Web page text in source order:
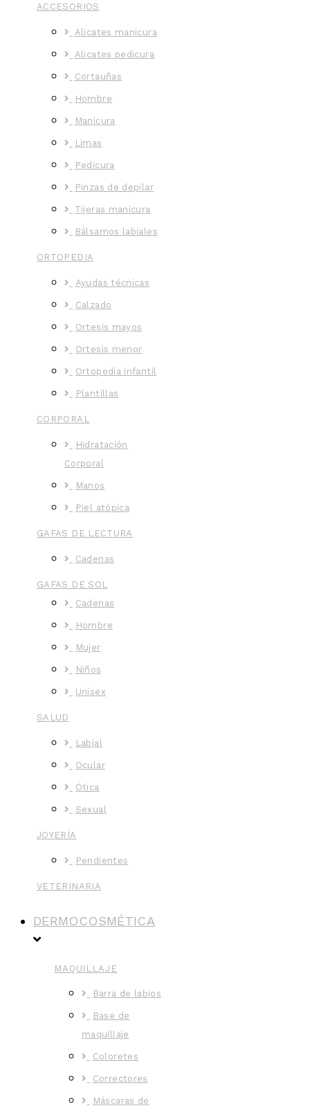
ACCESORIOS
Alicates manicura
Alicates pedicura
Cortauñas
Hombre
Manicura
Limas
Pedicura
Pinzas de depilar
Tijeras manicura
Bálsamos labiales
ORTOPEDIA
Ayudas técnicas
Calzado
Ortesis mayos
Ortesis menor
Ortopedia infantil
Plantillas
CORPORAL
Hidratación
Corporal
Manos
Piel atópica
GAFAS DE LECTURA
Cadenas
GAFAS DE SOL
Cadenas
Hombre
Mujer
Niños
Unisex
SALUD
Labial
Ocular
Ótica
Sexual
JOYERÍA
Pendientes
VETERINARIA
DERMOCOSMÉTICA
MAQUILLAJE
Barra de labios
Base de
maquillaje
Coloretes
Correctores
Máscaras de